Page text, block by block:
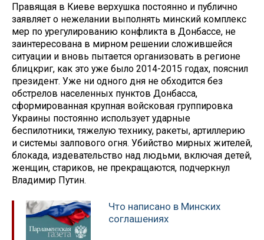
Правящая в Киеве верхушка постоянно и публично
заявляет о нежелании выполнять минский комплекс
мер по урегулированию конфликта в Донбассе, не
заинтересована в мирном решении сложившейся
ситуации и вновь пытается организовать в регионе
блицкриг, как это уже было 2014-2015 годах, пояснил
президент. Уже ни одного дня не обходится без
обстрелов населенных пунктов Донбасса,
сформированная крупная войсковая группировка
Украины постоянно использует ударные
беспилотники, тяжелую технику, ракеты, артиллерию
и системы залпового огня. Убийство мирных жителей,
блокада, издевательство над людьми, включая детей,
женщин, стариков, не прекращаются, подчеркнул
Владимир Путин.
Что написано в Минских
соглашениях